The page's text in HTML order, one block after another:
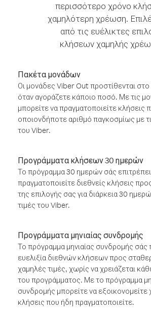
περισσότερο χρόνο
χαμηλότερη χρέωση.
από τις ευέλικτες
κλήσεων χαμηλής
Πακέτα μονάδων
Οι μονάδες Viber Out προστίθενται
όταν αγοράζετε κάποιο ποσό. Με τις
μπορείτε να πραγματοποιείτε κλήσεις
οποιονδήποτε αριθμό παγκοσμίως με
του Viber.
Προγράμματα κλήσεων 30 ημερών
Το πρόγραμμα 30 ημερών σάς
πραγματοποιείτε διεθνείς κλήσεις
της επιλογής σας για διάρκεια 30
τιμές του Viber.
Προγράμματα μηνιαίας συνδρομής
Το πρόγραμμα μηνιαίας συνδρομής σάς
ευελιξία διεθνών κλήσεων προς
χαμηλές τιμές, χωρίς να χρειάζεται
του προγράμματος. Με το πρόγραμμα
συνδρομής μπορείτε να εξοικονομείτε
κλήσεις που ήδη πραγματοποιείτε.